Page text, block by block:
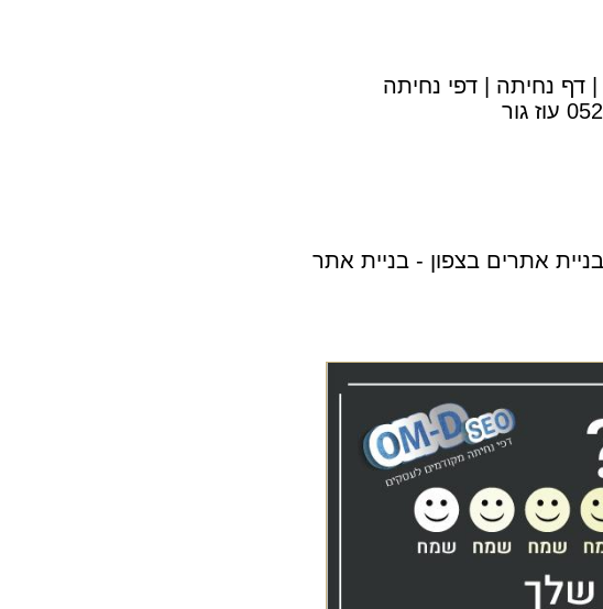
| דף נחיתה | דפי נחיתה
אתרים בצפון - בניית אתר